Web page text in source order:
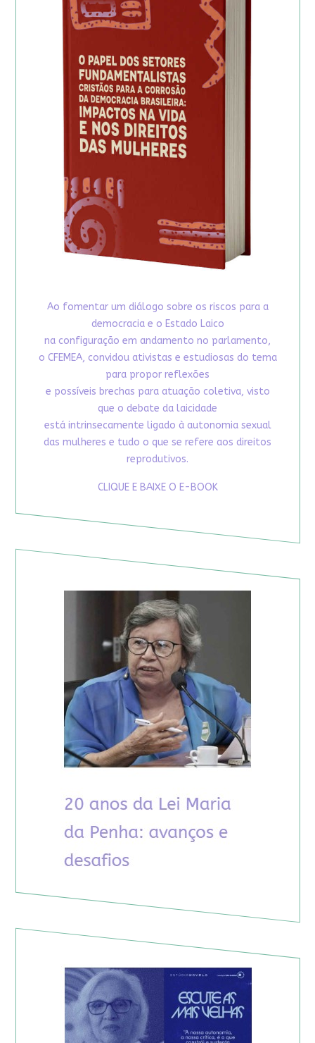
Ao fomentar um diálogo sobre os riscos para a
democracia e o Estado Laico
na configuração em andamento no parlamento,
o CFEMEA, convidou ativistas e estudiosas do tema
para propor reflexões
e possíveis brechas para atuação coletiva, visto
que o debate da laicidade
está intrinsecamente ligado à autonomia sexual
das mulheres e tudo o que se refere aos direitos
reprodutivos.
CLIQUE E BAIXE O E-BOOK